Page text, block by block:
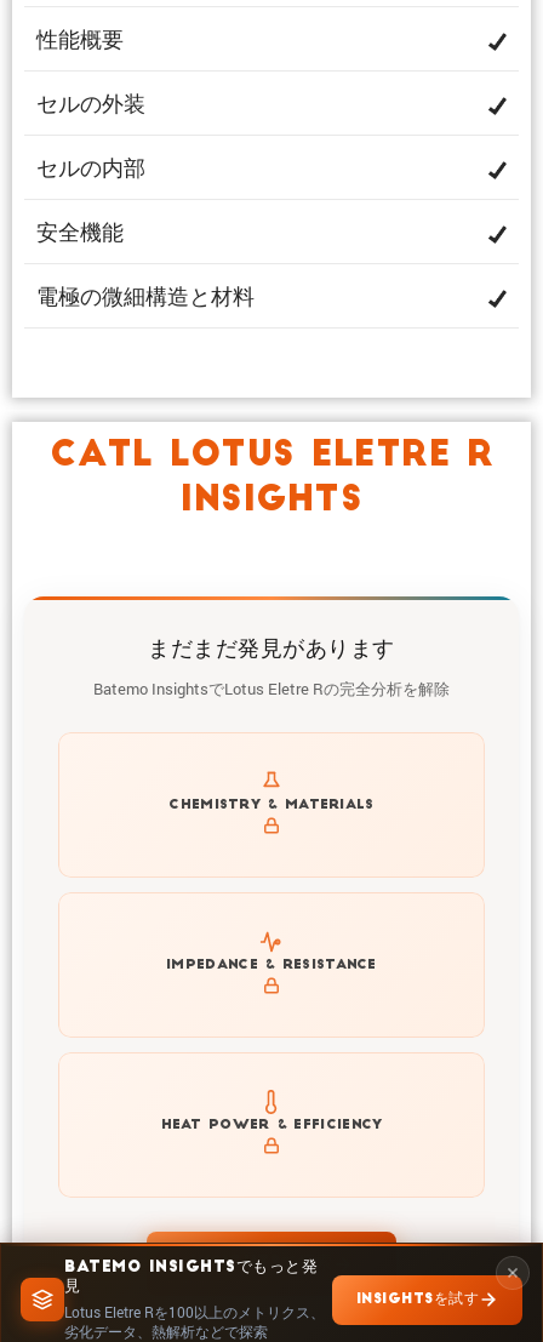
BATEMO INSIGHTSでもっと発
見
Lotus Eletre Rを100以上のメトリクス、
劣化データ、熱解析などで探索
INSIGHTSを試す
性能概要
セルの外装
セルの内部
安全機能
電極の微細構造と材料
CATL LOTUS ELETRE R
INSIGHTS
まだまだ発見があります
Batemo InsightsでLotus Eletre Rの完全分析を解除
CHEMISTRY & MATERIALS
Get to know active materials for the Lotus Eletre R
IMPEDANCE & RESISTANCE
Explore impedance spectrum and DCIR (SOC, T) of
Lotus Eletre R
HEAT POWER & EFFICIENCY
Explore heat generation and cell efficiency at different
temperatures and powers of Lotus Eletre R
INSIGHTSで探索